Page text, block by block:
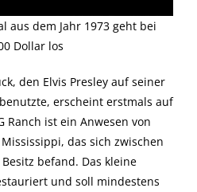
aus dem Jahr 1973 geht bei
Dollar los
den Elvis Presley auf seiner
erscheint erstmals auf
Ranch ist ein Anwesen von
das sich zwischen
befand. Das kleine
und soll mindestens